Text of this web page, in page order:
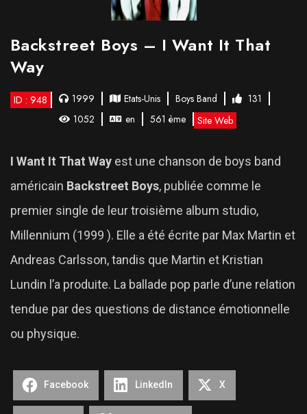
Backstreet Boys – I Want It That
Way
ID : 948 1999 Etats-Unis Boys Band
131
1052
en 561 ème Site Web
I Want It That Way est une chanson de boys band
américain Backstreet Boys, publiée comme le
premier single de leur troisième album studio,
Millennium (1999 ). Elle a été écrite par Max Martin et
Andreas Carlsson, tandis que Martin et Kristian
Lundin l’a produite. La ballade pop parle d’une relation
tendue par des questions de distance émotionnelle
ou physique.
Facebook LinkedIn X